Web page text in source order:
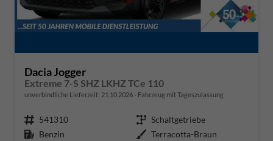
Dacia Jogger
Extreme 7-S SHZ LKHZ TCe 110
unverbindliche Lieferzeit: 21.10.2026 Fahrzeug mit Tageszulassung
Fahrzeugnr. 541310 Getriebe Schaltgetriebe
Kraftstoff Benzin Außenfarbe Terracotta-Braun